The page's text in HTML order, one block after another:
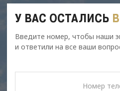
У ВАС ОСТАЛИСЬ
Введите номер, чтобы наши
и ответили на все ваши